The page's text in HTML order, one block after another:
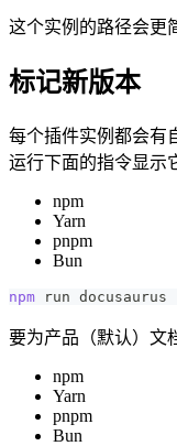
这个实例的路径会更
标记新版本
每个插件实例都会有
运行下面的指令显示
npm
Yarn
pnpm
Bun
npm run
要为产品（默认）文
npm
Yarn
pnpm
Bun